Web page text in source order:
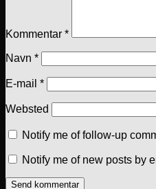
Kommentar *
Navn *
E-mail *
Websted
Notify me of follow-up
Notify me of new posts by